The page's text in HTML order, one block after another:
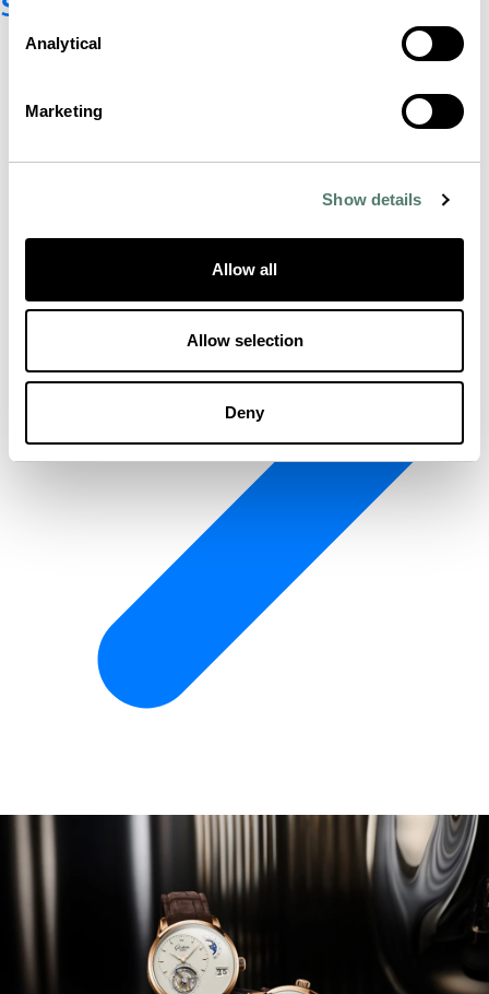
Analytical
Marketing
Show details
Allow all
Allow selection
Deny